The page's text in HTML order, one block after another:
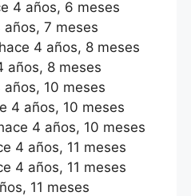
4 años, 6 meses
años, 7 meses
hace 4 años, 8 meses
años, 8 meses
años, 10 meses
4 años, 10 meses
4 años, 10 meses
4 años, 11 meses
4 años, 11 meses
11 meses